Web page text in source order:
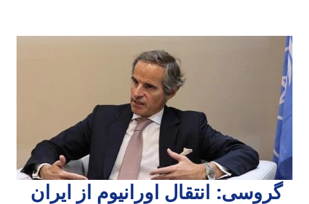
گروسی: انتقال اورانیوم از ایران